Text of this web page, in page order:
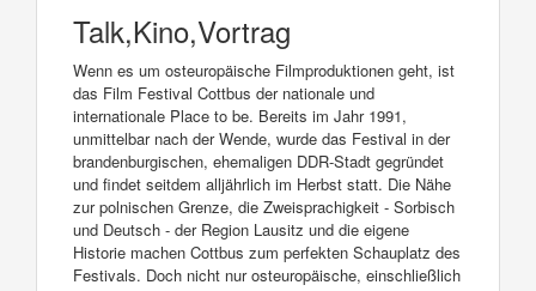
Talk,Kino,Vortrag
Wenn es um osteuropäische Filmproduktionen geht, ist
das Film Festival Cottbus der nationale und
internationale Place to be. Bereits im Jahr 1991,
unmittelbar nach der Wende, wurde das Festival in der
brandenburgischen, ehemaligen DDR-Stadt gegründet
und findet seitdem alljährlich im Herbst statt. Die Nähe
zur polnischen Grenze, die Zweisprachigkeit - Sorbisch
und Deutsch - der Region Lausitz und die eigene
Historie machen Cottbus zum perfekten Schauplatz des
Festivals. Doch nicht nur osteuropäische, einschließlich